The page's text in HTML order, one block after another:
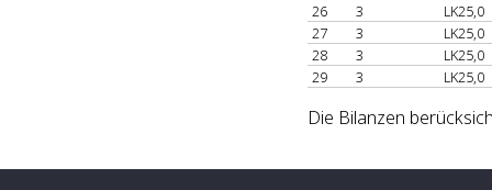
26
3
LK25,0
27
3
LK25,0
28
3
LK25,0
29
3 LK25,0
Die Bilanzen